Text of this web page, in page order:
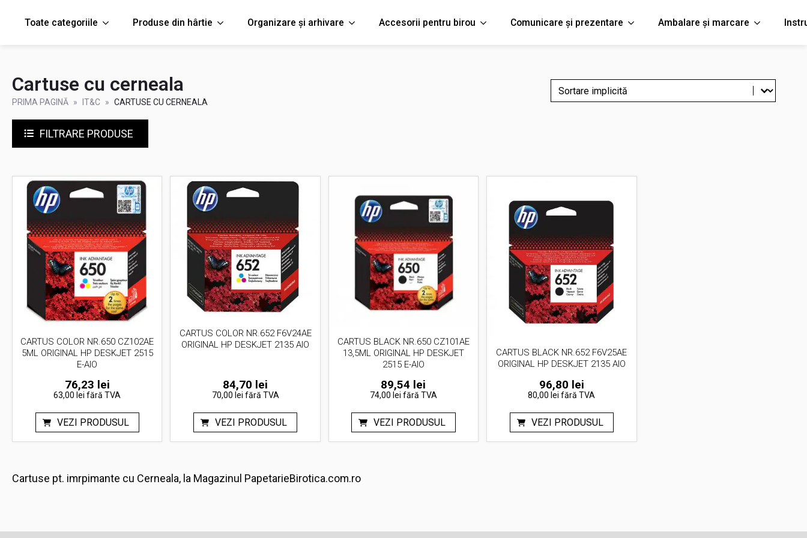
Toate categoriile Produse din hârtie Organizare și arhivare Accesorii pentru birou Comunicare și prezentare Ambalare și marcare
Cartuse cu cerneala
PRIMA PAGINĂ IT&C CARTUSE CU CERNEALA
Filtreaza
Sort content
FILTRARE PRODUSE
CARTUS COLOR NR.650 CZ102AE
5ML ORIGINAL HP DESKJET 2515
E-AIO
76,23 lei
63,00 leifără TVA
VEZI PRODUSUL
CARTUS COLOR NR.652 F6V24AE
ORIGINAL HP DESKJET 2135 AIO
84,70 lei
70,00 lei fără TVA
VEZI PRODUSUL
CARTUS BLACK NR.650 CZ101AE
13,5ML ORIGINAL HP DESKJET
2515 E-AIO
89,54 lei
74,00 lei fără TVA
VEZI PRODUSUL
CARTUS BLACK NR.652 F6V25AE
ORIGINAL HP DESKJET 2135 AIO
96,80 lei
80,00 leifără TVA
VEZI PRODUSUL
Cartuse pt. imrpimante cu Cerneala, la Magazinul PapetarieBirotica.com.ro